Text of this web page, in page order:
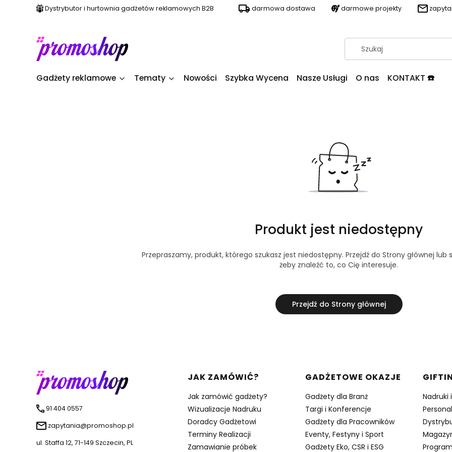
Dystrybutor i hurtownia gadżetów reklamowych B2B darmowa dostawa darmowe projekty
Gadżety reklamowe Tematy Nowości Szybka Wycena Nasze Usługi O nas KONTAKT ☎️
Produkt jest niedostępny
Przepraszamy, produkt, którego szukasz jest niedostępny. Przejdź do Strony głównej lub
żeby znaleźć to, co Cię interesuje.
Przejdź do Strony głównej
91 404 0557
zapytania@promoshop.pl
ul. Staffa 12, 71-149 Szczecin, PL
Linki w stopce
JAK ZAMÓWIĆ?
Jak zamówić gadżety?
Wizualizacje Nadruku
Doradcy Gadżetowi
Terminy Realizacji
Zamawianie próbek
GADŻETOWE OKAZJE
Gadżety dla Branż
Targi i Konferencje
Gadżety dla Pracowników
Eventy, Festyny i Sport
Gadżety Eko, CSR i ESG
Nadruki